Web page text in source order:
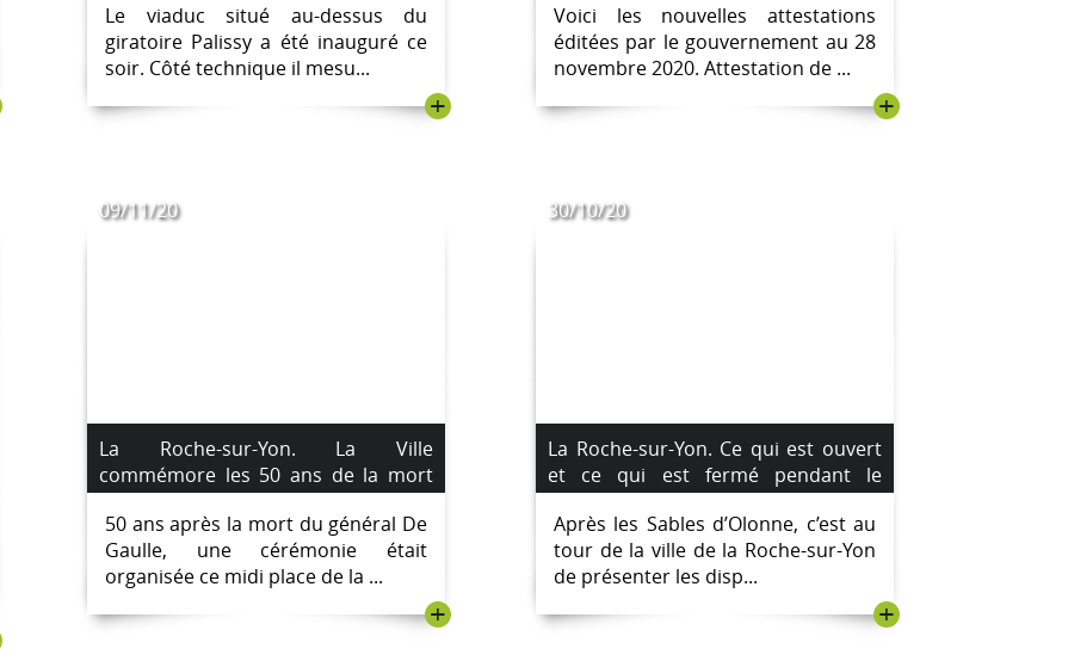
Le viaduc situé au-dessus du
giratoire Palissy a été inauguré ce
soir. Côté technique il mesu...
+
Voici les nouvelles attestations
éditées par le gouvernement au 28
novembre 2020. Attestation de ...
+
09/11/20
La Roche-sur-Yon. La Ville
commémore les 50 ans de la mort
du général De Gaulle
50 ans après la mort du général De
Gaulle, une cérémonie était
organisée ce midi place de la ...
+
30/10/20
La Roche-sur-Yon. Ce qui est ouvert
et ce qui est fermé pendant le
confinement.
Après les Sables d’Olonne, c’est au
tour de la ville de la Roche-sur-Yon
de présenter les disp...
+